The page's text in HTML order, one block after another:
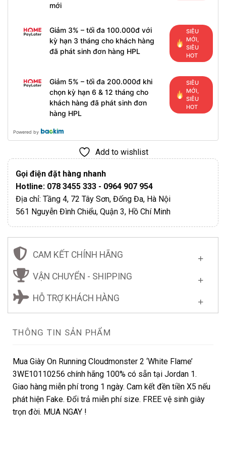
mới
Giảm 3% – tối đa 100.000đ với
kỳ hạn 3 tháng cho khách hàng
đã phát sinh đơn hàng HPL
SIÊU
MỚI,
SIÊU
HOT
Giảm 5% – tối đa 200.000đ khi
chọn kỳ hạn 6 & 12 tháng cho
khách hàng đã phát sinh đơn
hàng HPL
SIÊU
MỚI,
SIÊU
HOT
Powered by
Add to wishlist
Gọi điện đặt hàng nhanh
Hotline: 078 3455 333 - 0964 907 954
Địa chỉ: Tầng 4, 72 Tây Sơn, Đống Đa, Hà Nội
561 Nguyễn Đình Chiểu, Quận 3, Hồ Chí Minh
CAM KẾT CHÍNH HÃNG
VẬN CHUYỂN - SHIPPING
HỖ TRỢ KHÁCH HÀNG
THÔNG TIN SẢN PHẨM
Mua Giày On Running Cloudmonster 2 ‘White Flame’
3WE10110256 chính hãng 100% có sẵn tại Jordan 1.
Giao hàng miễn phí trong 1 ngày. Cam kết đền tiền X5 nếu
phát hiện Fake. Đổi trả miễn phí size. FREE vệ sinh giày
trọn đời. MUA NGAY !